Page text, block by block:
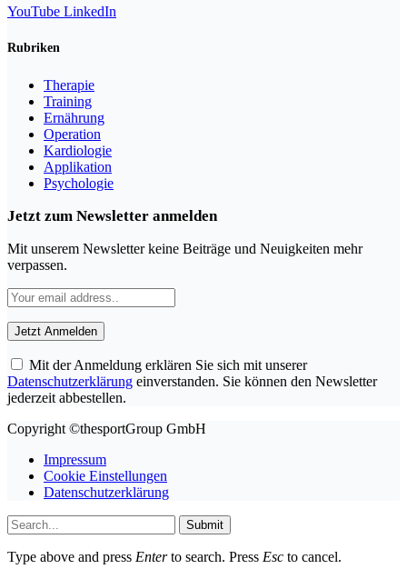
YouTube LinkedIn
Rubriken
Therapie
Training
Ernährung
Operation
Kardiologie
Applikation
Psychologie
Jetzt zum Newsletter anmelden
Mit unserem Newsletter keine Beiträge und Neuigkeiten mehr
verpassen.
Mit der Anmeldung erklären Sie sich mit unserer
Datenschutzerklärung einverstanden. Sie können den Newsletter
jederzeit abbestellen.
Copyright ©thesportGroup GmbH
Impressum
Cookie Einstellungen
Datenschutzerklärung
Submit
Type above and press Enterto search. Press Esc to cancel.